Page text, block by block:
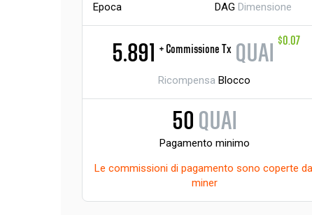
Epoca DAG Dimensione
5.891 + Commissione Tx QUAI
$0.07
Ricompensa Blocco
50 QUAI
Pagamento minimo
Le commissioni di pagamento sono coperte
miner